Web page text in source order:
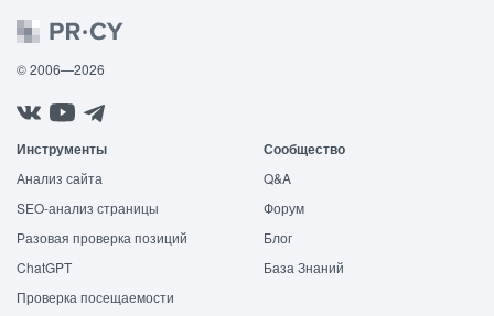
© 2006—2026
Инструменты
Анализ сайта
SEO-анализ страницы
Разовая проверка позиций
ChatGPT
Проверка посещаемости
Сообщество
Q&A
Форум
Блог
База Знаний